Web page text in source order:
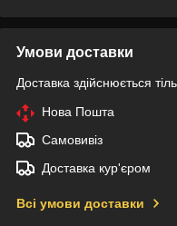
Умови доставки
Доставка здійснюється
Нова Пошта
Самовивіз
Доставка кур'єром
Всі умови доставки